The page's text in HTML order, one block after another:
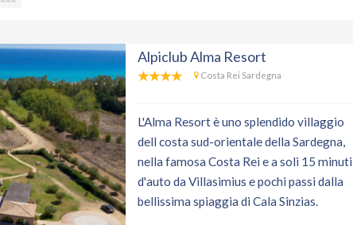
Alpiclub Alma Resort
Costa Rei Sardegna
L'Alma Resort è uno splendido villaggio
dell costa sud-orientale della Sardegna,
nella famosa Costa Rei e a soli 15 minuti
d'auto da Villasimius e pochi passi dalla
bellissima spiaggia di Cala Sinzias.